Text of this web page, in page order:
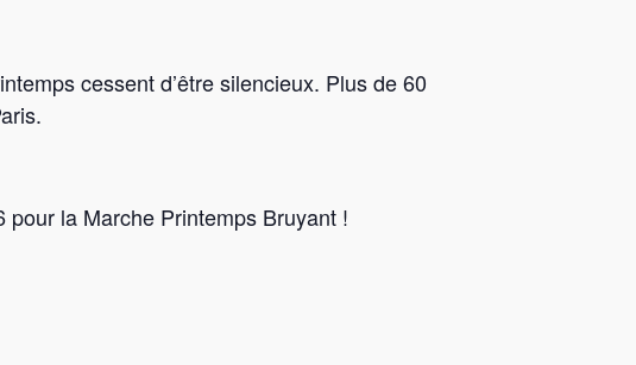
cessent d’être silencieux. Plus de 60
la Marche Printemps Bruyant !